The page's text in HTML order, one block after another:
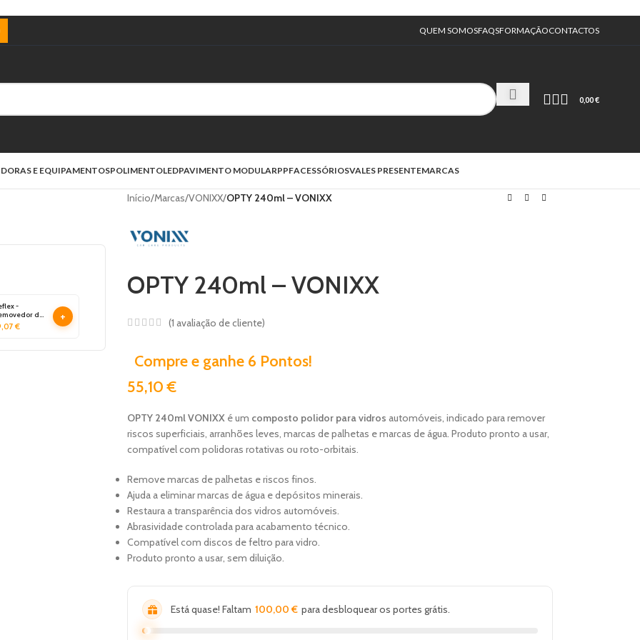
QUEM SOMOSFAQSFORMAÇÃOCONTACTOS
0,00€
E EQUIPAMENTOSPOLIMENTOLEDPAVIMENTO MODULARPPFACESSÓRIOSVALES PRESENTEMARCAS
-
de
em
150ML -
€
+
Início/Marcas/VONIXX/OPTY 240ml – VONIXX
OPTY 240ml – VONIXX
(1 avaliação de cliente)
Compre e ganhe 6 Pontos!
55,10€
OPTY 240ml VONIXXé um composto polidor para vidros automóveis, indicado para remover
riscos superficiais, arranhões leves, marcas de palhetas e marcas de água. Produto pronto a usar,
compatível com polidoras rotativas ou roto-orbitais.
Remove marcas de palhetas e riscos finos.
Ajuda a eliminar marcas de água e depósitos minerais.
Restaura a transparência dos vidros automóveis.
Abrasividade controlada para acabamento técnico.
Compatível com discos de feltro para vidro.
Produto pronto a usar, sem diluição.
Está quase! Faltam 100,00€ para desbloquear os portes grátis.